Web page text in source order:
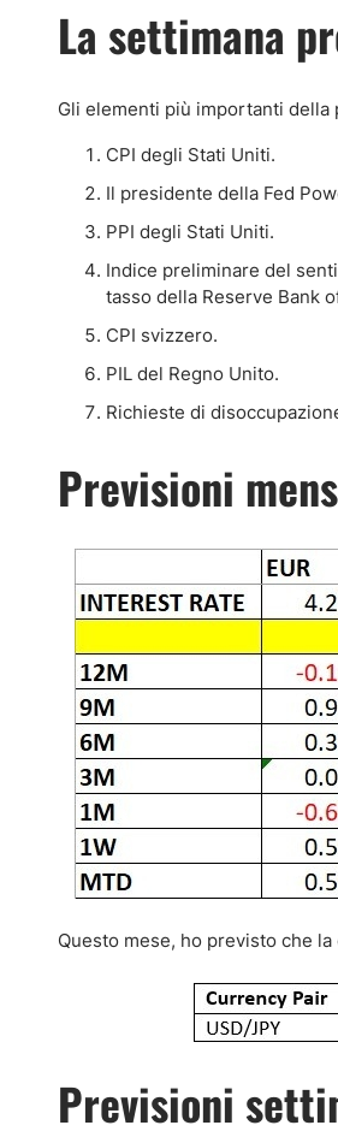
La settimana
Gli elementi più importanti della
CPI degli Stati Uniti.
Il presidente della Fed
PPI degli Stati Uniti.
Indice preliminare del
tasso della Reserve Bank
CPI svizzero.
PIL del Regno Unito.
Richieste di
Previsioni
Questo mese, ho previsto che
Previsioni